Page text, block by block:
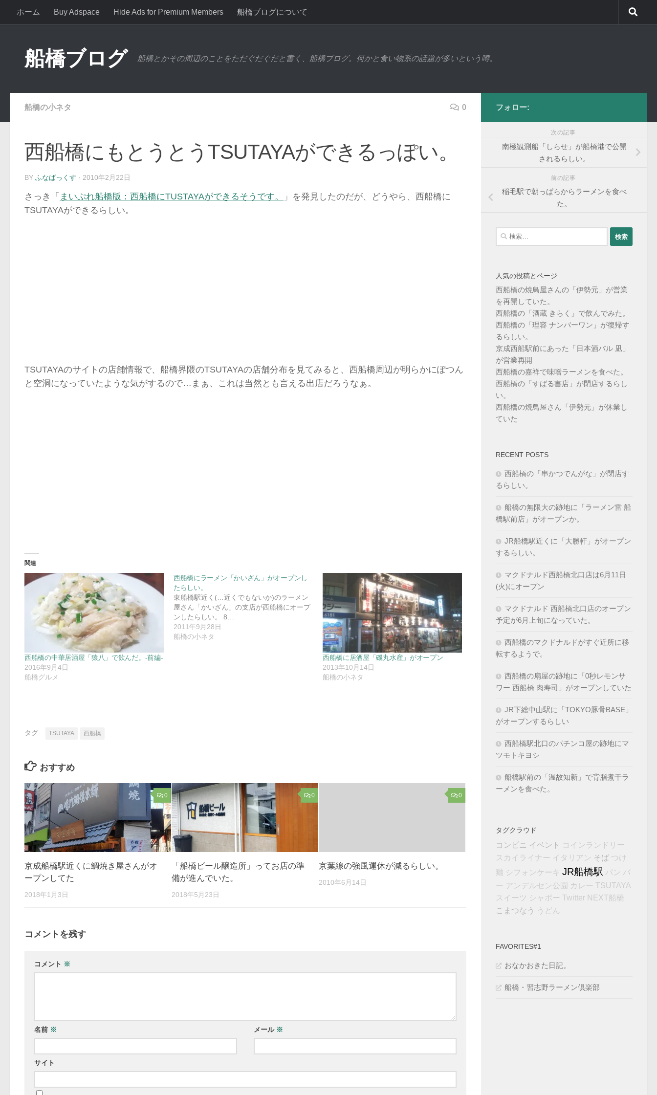
コンテンツへスキップ
ホーム Buy Adspace Hide Ads for Premium Members 船橋ブログについて
船橋ブログ 船橋とかその周辺のことをただぐだぐだと書く、船橋ブログ。何かと食い物系の話題が多いという噂。
船橋の小ネタ 0
西船橋にもとうとうTSUTAYAができるっぽい。
BY ふなばっくす · 2010年2月22日
さっき「 まいぷれ船橋版：西船橋にTUSTAYAができるそうです。
」を発見したのだが、どうやら、西船橋に
TSUTAYAができるらしい。
TSUTAYAのサイトの店舗情報で、船橋界隈のTSUTAYAの店舗分布を見てみると、西船橋周辺が明らかにぽつん
と空洞になっていたような気がするので…まぁ、これは当然とも言える出店だろうなぁ。
関連
西船橋の中華居酒屋「猿八」で飲んだ。-前編-
2016年9月4日
船橋グルメ
西船橋にラーメン「かいざん」がオープンし
たらしい。
東船橋駅近く(…近くでもないか)のラーメン
屋さん「かいざん」の支店が西船橋にオープ
ンしたらしい。 8…
2011年9月28日
船橋の小ネタ
西船橋に居酒屋「磯丸水産」がオープン
2013年10月14日
船橋の小ネタ
タグ: TSUTAYA 西船橋
おすすめ
0
京成船橋駅近くに鯛焼き屋さんがオ
ープンしてた
2018年1月3日
0
「船橋ビール醸造所」ってお店の準
備が進んでいた。
2018年5月23日
0
京葉線の強風運休が減るらしい。
2010年6月14日
コメントを残す
コメント ※
名前 ※ メール ※
サイト
フォロー:
次の記事
南極観測船「しらせ」が船橋港で公開
されるらしい。
前の記事
稲毛駅で朝っぱらからラーメンを食べ
た。
検
索:
人気の投稿とページ
西船橋の焼鳥屋さんの「伊勢元」が営業
を再開していた。
西船橋の「酒蔵 きらく」で飲んでみた。
西船橋の「理容 ナンバーワン」が復帰す
るらしい。
京成西船駅前にあった「日本酒バル 凪」
が営業再開
西船橋の嘉祥で味噌ラーメンを食べた。
西船橋の「すばる書店」が閉店するらし
い。
西船橋の焼鳥屋さん「伊勢元」が休業し
ていた
RECENT POSTS
西船橋の「串かつでんがな」が閉店す
るらしい。
船橋の無限大の跡地に「ラーメン雷 船
橋駅前店」がオープンか。
JR船橋駅近くに「大勝軒」がオープン
するらしい。
マクドナルド西船橋北口店は6月11日
(火)にオープン
マクドナルド 西船橋北口店のオープン
予定が6月上旬になっていた。
西船橋のマクドナルドがすぐ近所に移
転するようで。
西船橋の扇屋の跡地に「0秒レモンサ
ワー 西船橋 肉寿司」がオープンしていた
JR下総中山駅に「TOKYO豚骨BASE」
がオープンするらしい
西船橋駅北口のパチンコ屋の跡地にマ
ツモトキヨシ
船橋駅前の「温故知新」で背脂煮干ラ
ーメンを食べた。
タグクラウド
コンビニ イベント
コインランドリー
スカイライナー イタリアン そば つけ
麺 シフォンケーキ JR船橋駅 パン バ
ー アンデルセン公園 カレー TSUTAYA
スイーツ シャポー Twitter NEXT船橋
こまつなう うどん
FAVORITES#1
おなかおきた日記。
船橋・習志野ラーメン倶楽部